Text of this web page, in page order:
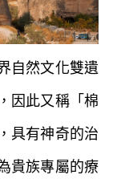
自然文化雙遺
因此又稱「棉
具有神奇的治
貴族專屬的療